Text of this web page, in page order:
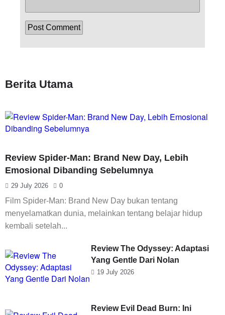
Berita Utama
Review Spider-Man: Brand New Day, Lebih
Emosional Dibanding Sebelumnya
29 July 2026 0
Film Spider-Man: Brand New Day bukan tentang
menyelamatkan dunia, melainkan tentang belajar hidup
kembali setelah...
Review The Odyssey: Adaptasi
Yang Gentle Dari Nolan
19 July 2026
Review Evil Dead Burn: Ini